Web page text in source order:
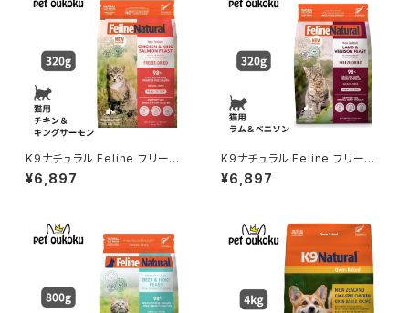
K9ナチュラル Feline フリーズ
ドライ チキン＆キングサーモン・
フィースト 320g 942103637
¥6,897
K9ナチュラル Feline フリーズ
ドライ ラム＆ベニソン・フィース
ト 320g 9421036372434
¥6,897